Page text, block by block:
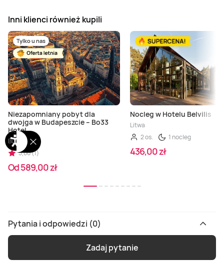
Inni klienci również kupili
Tylko u nas
Niezapomniany pobyt dla
dwojga w Budapeszcie – Bo33
Hotel
Budapeszt
5,00 (1)
Od 589,00 zł
Nocleg w Hotelu Belvilis
Litwa
2 os.
1 nocleg
436,00 zł
Pytania i odpowiedzi (0)
Zadaj pytanie